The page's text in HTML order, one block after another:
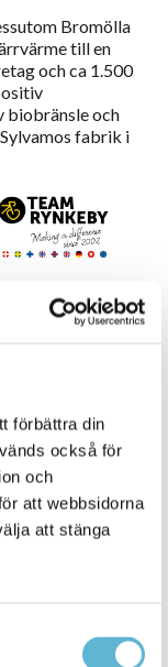
förbättra din
också för
och
att webbsidorna
att stänga
Bromölla
till en
och ca 1.500
biobränsle och
fabrik i